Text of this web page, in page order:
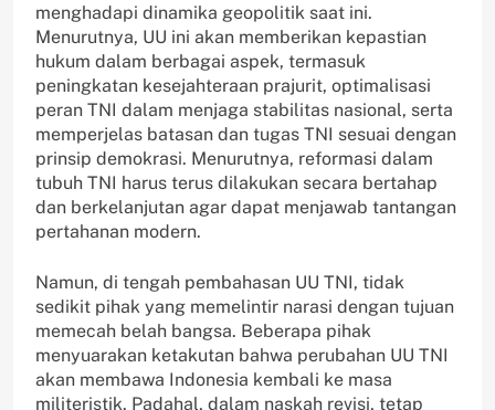
menghadapi dinamika geopolitik saat ini.
Menurutnya, UU ini akan memberikan kepastian
hukum dalam berbagai aspek, termasuk
peningkatan kesejahteraan prajurit, optimalisasi
peran TNI dalam menjaga stabilitas nasional, serta
memperjelas batasan dan tugas TNI sesuai dengan
prinsip demokrasi. Menurutnya, reformasi dalam
tubuh TNI harus terus dilakukan secara bertahap
dan berkelanjutan agar dapat menjawab tantangan
pertahanan modern.
Namun, di tengah pembahasan UU TNI, tidak
sedikit pihak yang memelintir narasi dengan tujuan
memecah belah bangsa. Beberapa pihak
menyuarakan ketakutan bahwa perubahan UU TNI
akan membawa Indonesia kembali ke masa
militeristik. Padahal, dalam naskah revisi, tetap